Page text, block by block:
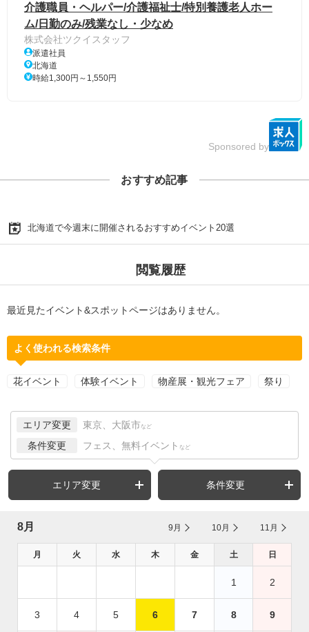
介護職員・ヘルパー/介護福祉士/特別養護老人ホー
ム/日勤のみ/残業なし・少なめ
株式会社ツクイスタッフ
派遣社員
北海道
時給1,300円～1,550円
Sponsored by
おすすめ記事
北海道で今週末に開催されるおすすめイベント20選
閲覧履歴
最近見たイベント&スポットページはありません。
よく使われる検索条件
花イベント 体験イベント 物産展・観光フェア 祭り
エリア変更 東京、大阪市 など
条件変更 フェス、無料イベント など
エリア変更 条件変更
8月 9月 10月 11月
月 火 水 木 金 土 日
1 2
3 4 5 6 7 8 9